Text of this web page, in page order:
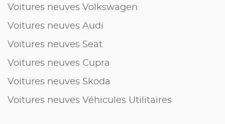
Voitures neuves Volkswagen
Voitures neuves Audi
Voitures neuves Seat
Voitures neuves Cupra
Voitures neuves Skoda
Voitures neuves Véhicules Utilitaires